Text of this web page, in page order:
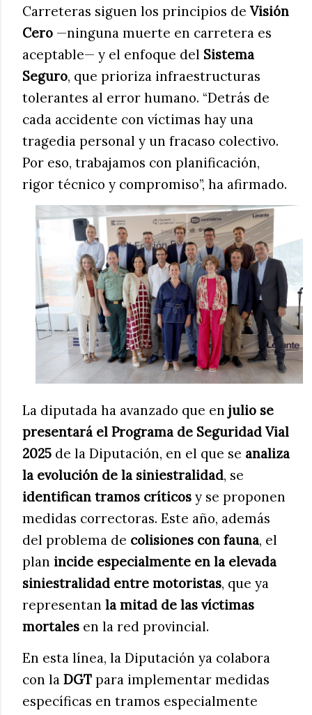
Carreteras siguen los principios de Visión
Cero —ninguna muerte en carretera es
aceptable— y el enfoque del Sistema
Seguro, que prioriza infraestructuras
tolerantes al error humano. “Detrás de
cada accidente con víctimas hay una
tragedia personal y un fracaso colectivo.
Por eso, trabajamos con planificación,
rigor técnico y compromiso”, ha afirmado.
La diputada ha avanzado que en julio se
presentará el Programa de Seguridad Vial
2025 de la Diputación, en el que se analiza
la evolución de la siniestralidad, se
identifican tramos críticos y se proponen
medidas correctoras. Este año, además
del problema de colisiones con fauna, el
plan incide especialmente en la elevada
siniestralidad entre motoristas, que ya
representan la mitad de las víctimas
mortales en la red provincial.
En esta línea, la Diputación ya colabora
con la DGT para implementar medidas
específicas en tramos especialmente